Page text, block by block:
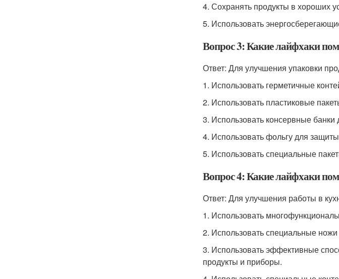
4. Сохранять продукты в хороших
5. Использовать
Вопрос 3: Какие лайфхаки
Ответ: Для улучшения упаковки
1. Использовать герметичные
2. Использовать пластиковые
3. Использовать консервные банки
4. Использовать фольгу для
5. Использовать специальные
Вопрос 4: Какие лайфхаки
Ответ: Для улучшения работы в
1. Использовать
2. Использовать специальные ножи
3. Использовать эффективные
продукты и приборы.